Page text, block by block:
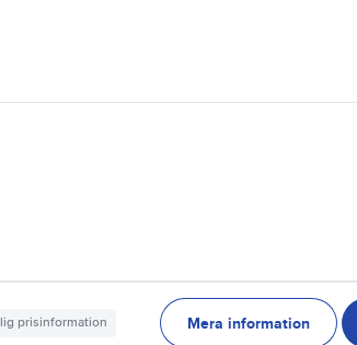
prisinformation Mera information